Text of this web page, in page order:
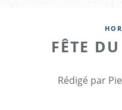
FÊTE
Rédigé par